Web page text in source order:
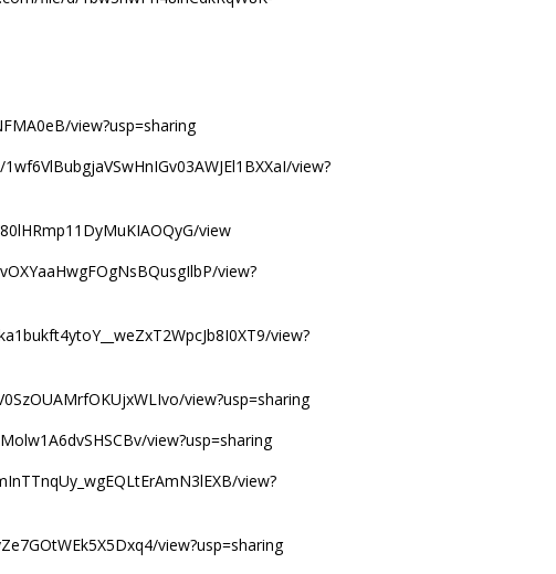
view?usp=sharing
view?
view
view?
view?
view?usp=sharing
view?usp=sharing
view?
view?usp=sharing